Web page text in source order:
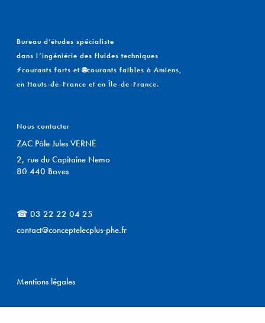
Bureau d’études spécialiste
dans l’ingéniérie des fluides techniques
⚡courants forts et 🌐courants faibles à Amiens,
en Hauts-de-France et en Île-de-France.
Nous contacter
ZAC Pôle Jules VERNE
2, rue du Capitaine Nemo
80 440 Boves
☎ 03 22 22 04 25
contact@conceptelecplus-phe.fr
Mentions légales